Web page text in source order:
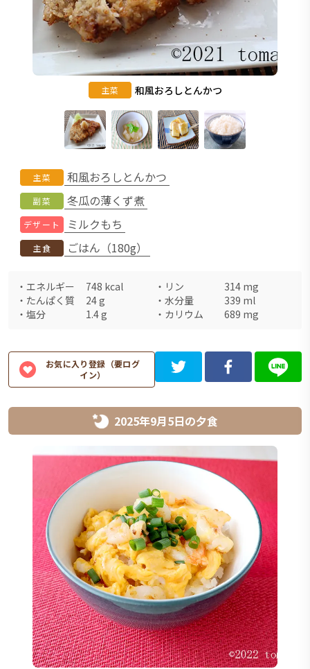
主菜 和風おろしとんかつ
主菜 和風おろしとんかつ
副菜 冬瓜の薄くず煮
デザート ミルクもち
主食 ごはん（180g）
・ エネルギー 748 kcal ・ リン 314 mg
・ たんぱく質 24g ・ 水分量 339 ml
・ 塩分 1.4g ・ カリウム 689 mg
お気に入り登録（要ログ
イン）
2025年9月5日の夕食